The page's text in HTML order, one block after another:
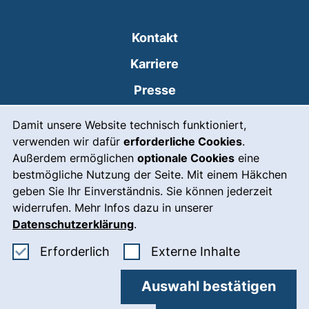
Damit unsere Website technisch funktioniert,
verwenden wir dafür erforderliche Cookies.
Außerdem ermöglichen optionale Cookies eine
bestmögliche Nutzung der Seite. Mit einem Häkchen
geben Sie Ihr Einverständnis. Sie können jederzeit
widerrufen. Mehr Infos dazu in unserer
Datenschutzerklärung.
Erforderlich Erforderliche Cookies akzeptieren
Externe Inhalte: Externe
Auswahl bestätigen
Kontakt
Karriere
Presse
Leichte Sprache
Gebärdensprache
Notfall(externer Link, öffnet
Impressum
Barrierefreiheit
Datenschutz